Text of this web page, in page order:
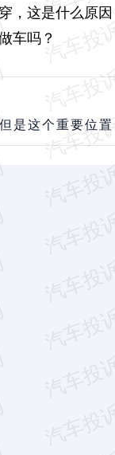
，这是什么原
车吗？
是这个重要位